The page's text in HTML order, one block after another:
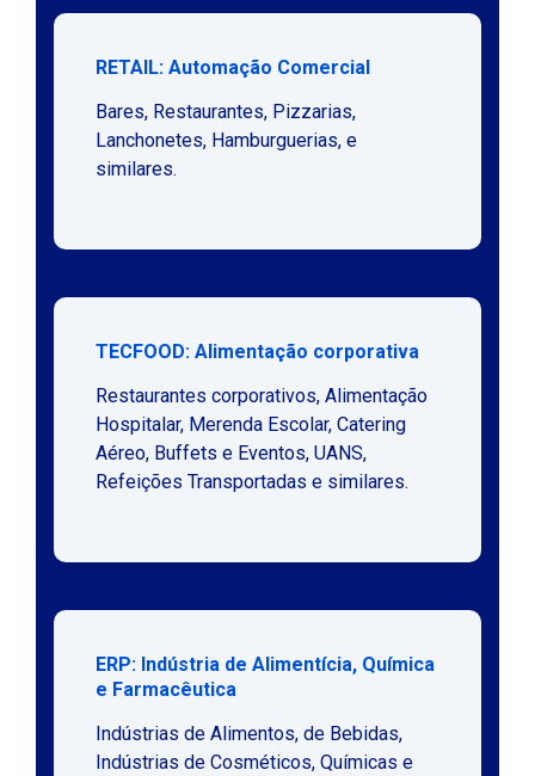
RETAIL: Automação Comercial
Bares, Restaurantes, Pizzarias,
Lanchonetes, Hamburguerias, e
similares.
TECFOOD: Alimentação corporativa
Restaurantes corporativos, Alimentação
Hospitalar, Merenda Escolar, Catering
Aéreo, Buffets e Eventos, UANS,
Refeições Transportadas e similares.
ERP: Indústria de Alimentícia, Química
e Farmacêutica
Indústrias de Alimentos, de Bebidas,
Indústrias de Cosméticos, Químicas e